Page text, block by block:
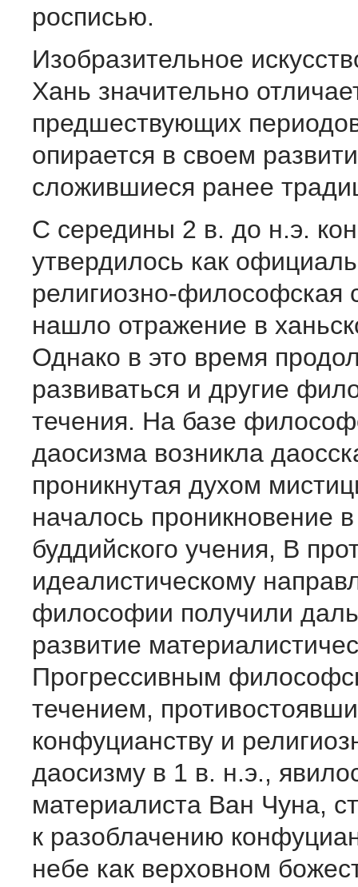
росписью.
Изобразительное
Хань значительно
предшествующих
опирается в своем
сложившиеся ранее
С середины 2 в. до н.э.
утвердилось как
религиозно-философская
нашло отражение в
Однако в это время
развиваться и другие
течения. На базе
даосизма возникла
проникнутая духом
началось проникновение
буддийского учения, В
идеалистическому
философии получили
развитие
Прогрессивным
течением,
конфуцианству и
даосизму в 1 в. н.э.,
материалиста Ван Чуна,
к разоблачению
небе как верховном